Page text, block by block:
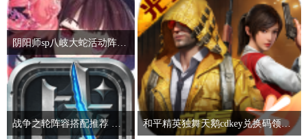
阴阳师sp八岐大蛇活动阵容推荐 2022神堕八岐大蛇活动通关攻略
和平精英独舞天鹅cdkey兑换码领取免费2022 吃鸡独舞天鹅cdk兑换码最新汇总